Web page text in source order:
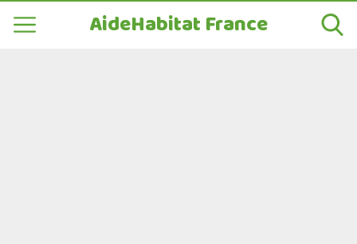
AideHabitat France